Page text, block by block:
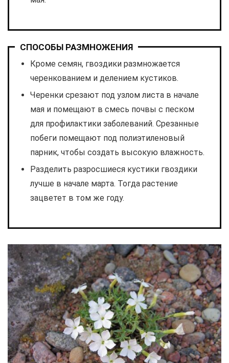
СПОСОБЫ РАЗМНОЖЕНИЯ
Кроме семян, гвоздики размножается
черенкованием и делением кустиков.
Черенки срезают под узлом листа в начале
мая и помещают в смесь почвы с песком
для профилактики заболеваний. Срезанные
побеги помещают под полиэтиленовый
парник, чтобы создать высокую влажность.
Разделить разросшиеся кустики гвоздики
лучше в начале марта. Тогда растение
зацветет в том же году.